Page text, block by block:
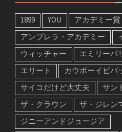
1899 YOU アカデミー賞
アンブレラ・アカデミー
ウィッチャー
エミリーパ
エリート
カウボーイビバ
サイコだけど大丈夫
サン
ザ・クラウン
ザ・ジレン
ジニーアンドジョージア